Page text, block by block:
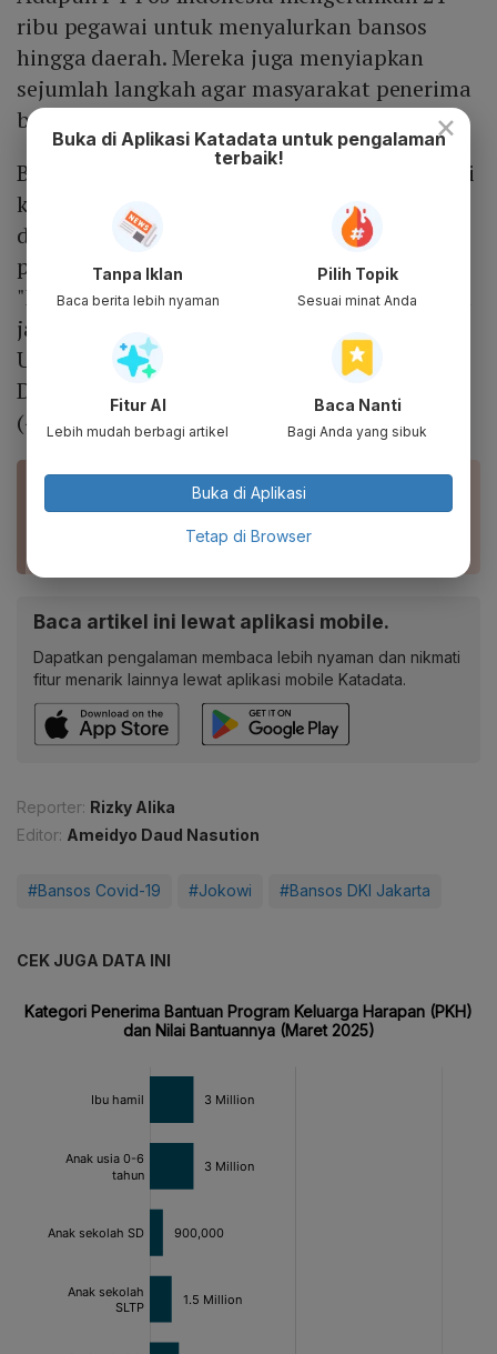
ribu pegawai untuk menyalurkan bansos
hingga daerah. Mereka juga menyiapkan
sejumlah langkah agar masyarakat penerima
benar-benar mendapatkan bantuan.
Beberapa langkah itu yakni perencanaan dari
kantor pusat hingga kantor pos, koordinasi
dengan lembaga lain, hingga
pertanggungjawaban usai pelaksanaan.
"Dengan kompetensi yang dimiliki, kami bisa
jalankan sebaik-baiknya," kata Direktur
Utama Pos Indonesia Faizal Rochmad
Djoemaidi dalam keterangan tertulis, Senin
(4/12).
Rapor Belanja Negara 2020: Tak Capai Target
dan Catatan Merah Bansos
Baca artikel ini lewat aplikasi mobile.
Dapatkan pengalaman membaca lebih nyaman dan nikmati
fitur menarik lainnya lewat aplikasi mobile Katadata.
Reporter: Rizky Alika
Editor: Ameidyo Daud Nasution
#Bansos Covid-19 #Jokowi #Bansos DKI Jakarta
CEK JUGA DATA INI
×
Buka di Aplikasi Katadata untuk pengalaman
terbaik!
Tanpa Iklan
Baca berita lebih nyaman
Pilih Topik
Sesuai minat Anda
Fitur AI
Lebih mudah berbagi artikel
Baca Nanti
Bagi Anda yang sibuk
Buka di Aplikasi
Tetap di Browser